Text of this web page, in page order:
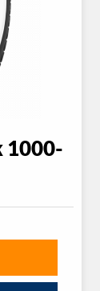
1000-